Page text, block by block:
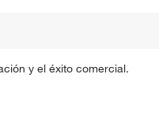
y el éxito comercial.